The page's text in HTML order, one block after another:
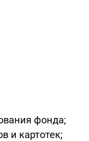
фонда;
и картотек;